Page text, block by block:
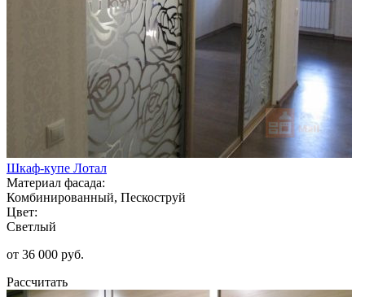
Шкаф-купе Лотал
Материал фасада:
Комбинированный, Пескоструй
Цвет:
Светлый
от 36 000 руб.
Рассчитать